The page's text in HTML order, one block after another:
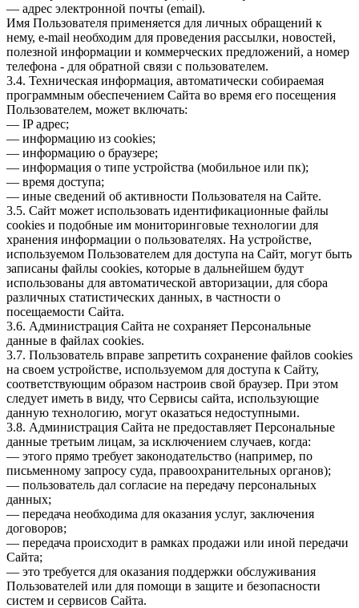
— адрес электронной почты (email).
Имя Пользователя применяется для личных обращений к
нему, e-mail необходим для проведения рассылки, новостей,
полезной информации и коммерческих предложений, а номер
телефона - для обратной связи с пользователем.
3.4. Техническая информация, автоматически собираемая
программным обеспечением Сайта во время его посещения
Пользователем, может включать:
— IP адрес;
— информацию из cookies;
— информацию о браузере;
— информация о типе устройства (мобильное или пк);
— время доступа;
— иные сведений об активности Пользователя на Сайте.
3.5. Сайт может использовать идентификационные файлы
cookies и подобные им мониторинговые технологии для
хранения информации о пользователях. На устройстве,
используемом Пользователем для доступа на Сайт, могут быть
записаны файлы cookies, которые в дальнейшем будут
использованы для автоматической авторизации, для сбора
различных статистических данных, в частности о
посещаемости Сайта.
3.6. Администрация Сайта не сохраняет Персональные
данные в файлах cookies.
3.7. Пользователь вправе запретить сохранение файлов cookies
на своем устройстве, используемом для доступа к Сайту,
соответствующим образом настроив свой браузер. При этом
следует иметь в виду, что Сервисы сайта, использующие
данную технологию, могут оказаться недоступными.
3.8. Администрация Сайта не предоставляет Персональные
данные третьим лицам, за исключением случаев, когда:
— этого прямо требует законодательство (например, по
письменному запросу суда, правоохранительных органов);
— пользователь дал согласие на передачу персональных
данных;
— передача необходима для оказания услуг, заключения
договоров;
— передача происходит в рамках продажи или иной передачи
Сайта;
— это требуется для оказания поддержки обслуживания
Пользователей или для помощи в защите и безопасности
систем и сервисов Сайта.